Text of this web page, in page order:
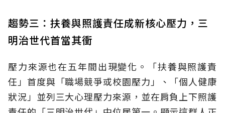
趨勢三：扶養與照護責任成新核心壓力，三
明治世代首當其衝
壓力來源也在五年間出現變化。「扶養與照護責
任」首度與「職場競爭或校園壓力」、「個人健康
狀況」並列三大心理壓力來源，並在肩負上下照護